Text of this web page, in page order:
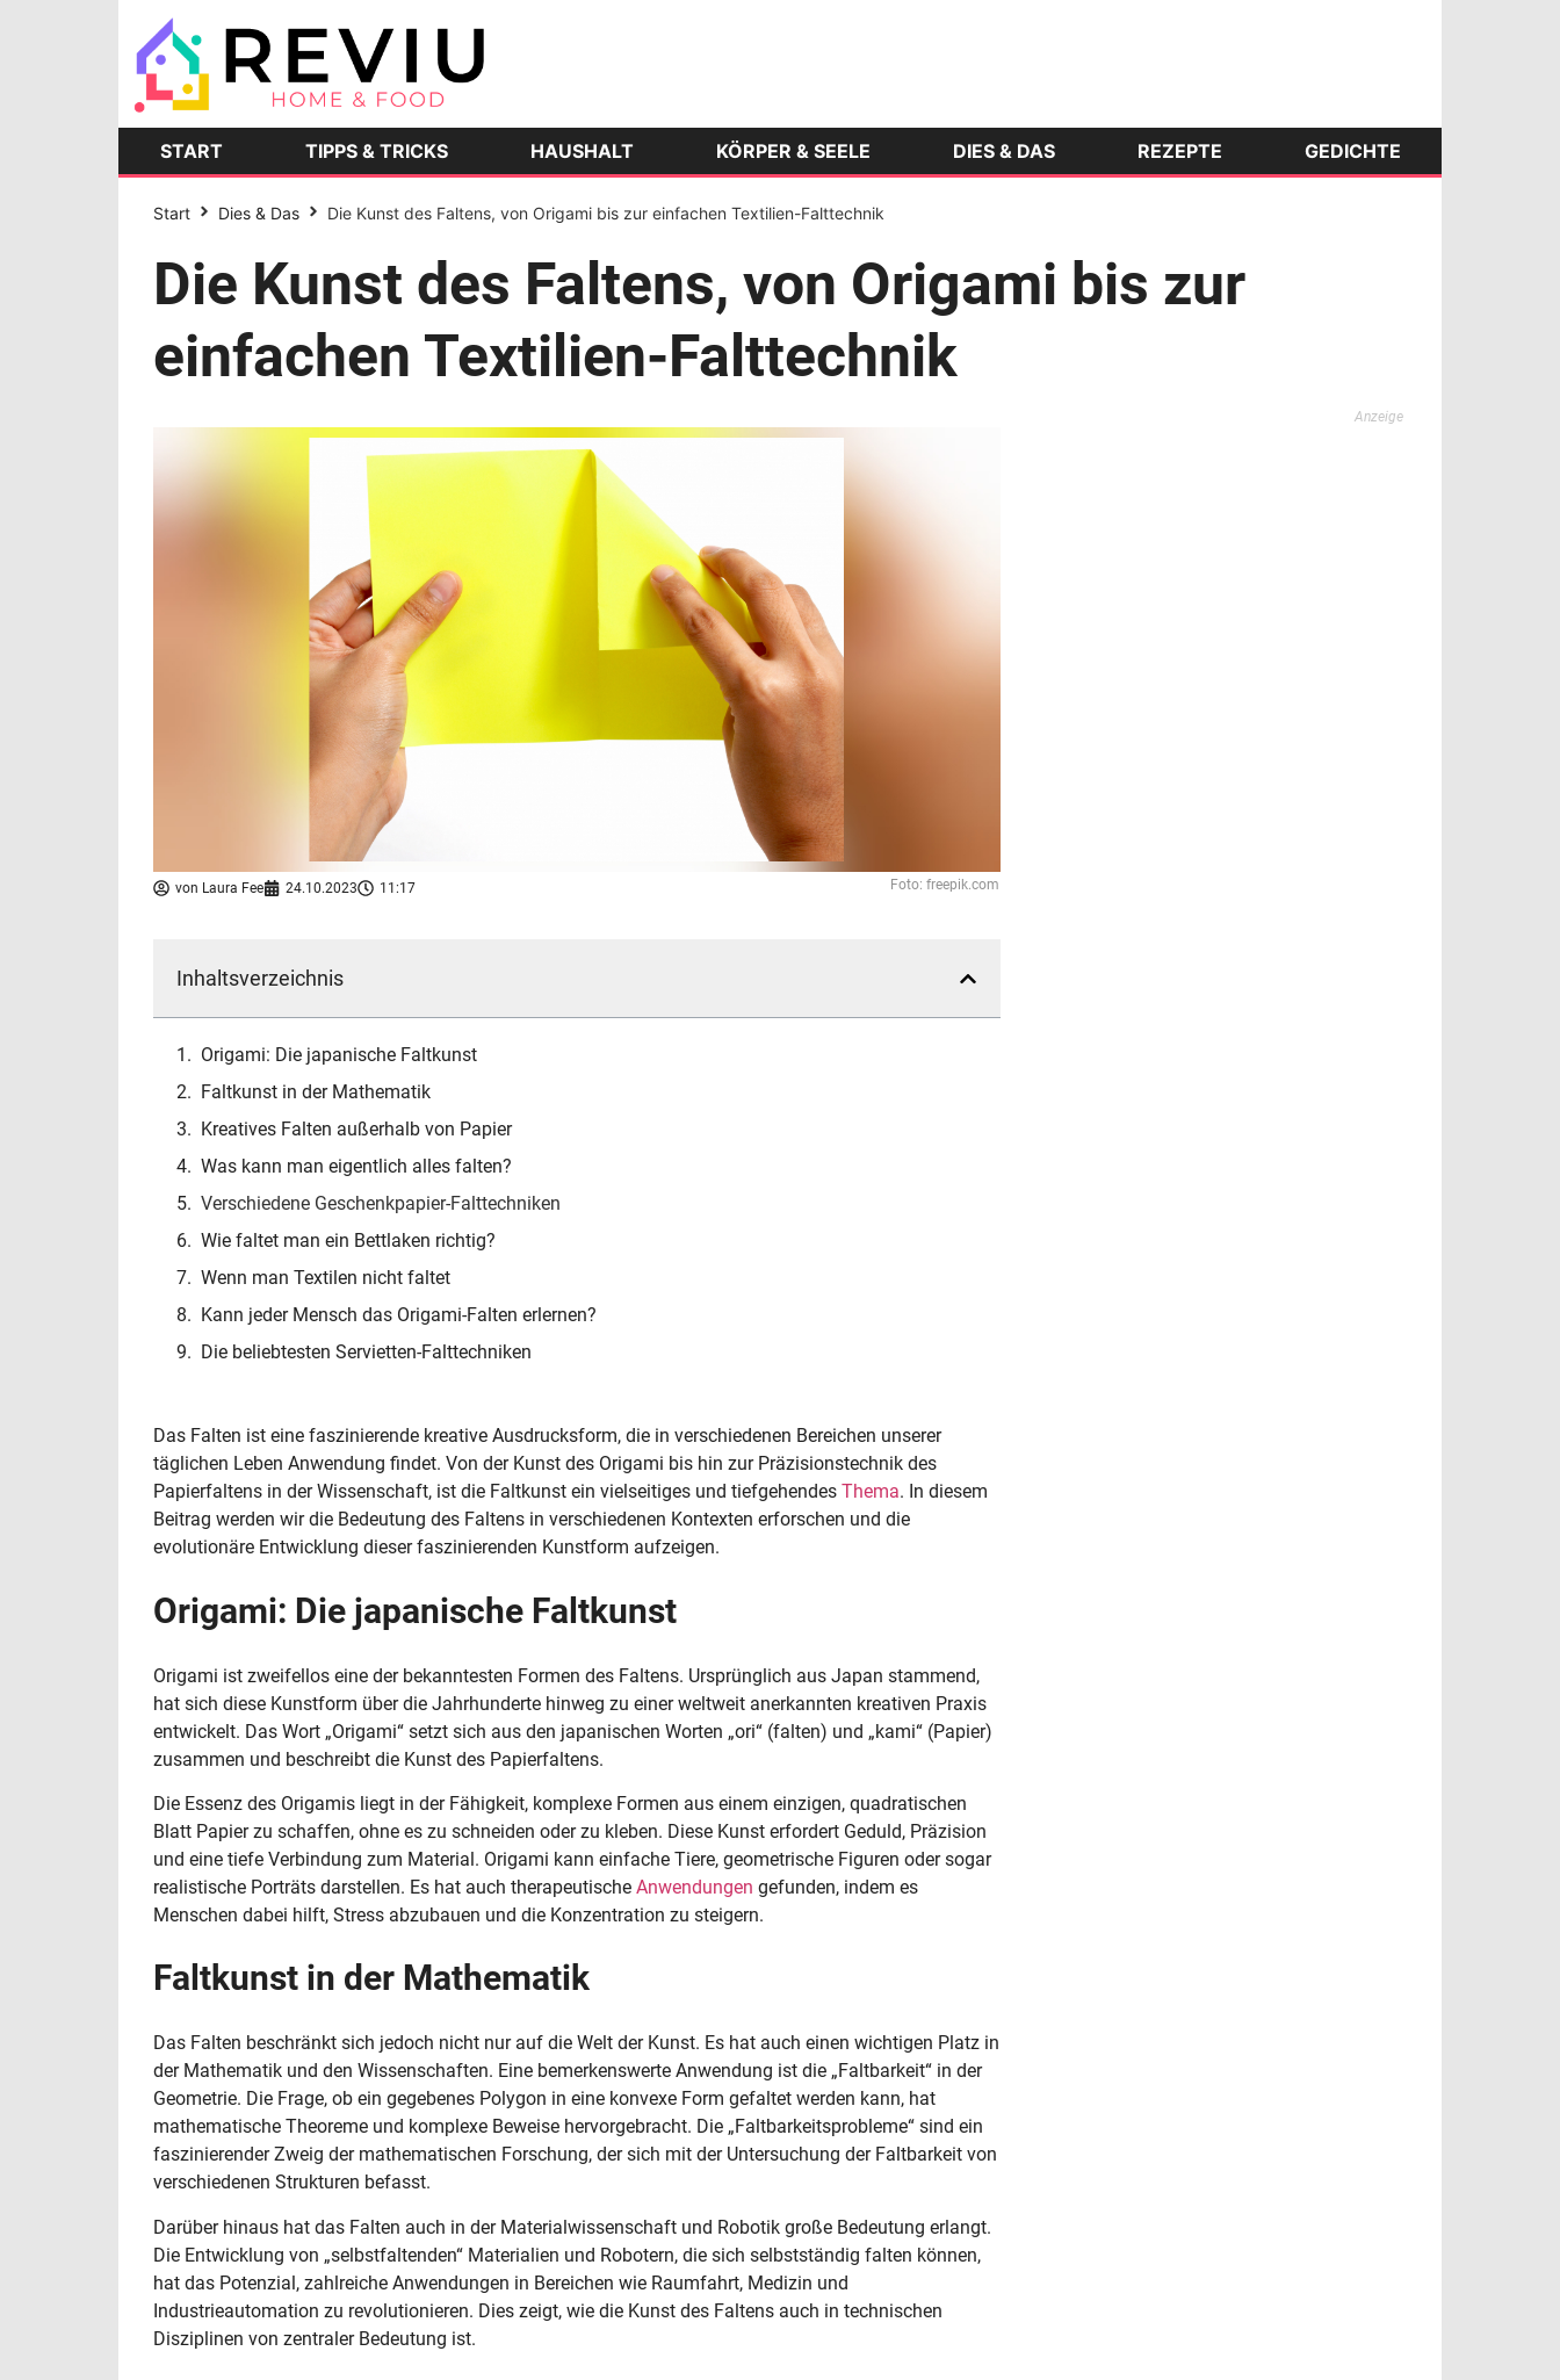
START TIPPS & TRICKS HAUSHALT KÖRPER & SEELE DIES & DAS REZEPTE GEDICHTE
Start Dies & Das Die Kunst des Faltens, von Origami bis zur einfachen Textilien-Falttechnik
Die Kunst des Faltens, von Origami bis zur
einfachen Textilien-Falttechnik
von Laura Fee 24.10.2023 11:17 Foto: freepik.com
Inhaltsverzeichnis
Origami: Die japanische Faltkunst
Faltkunst in der Mathematik
Kreatives Falten außerhalb von Papier
Was kann man eigentlich alles falten?
Verschiedene Geschenkpapier-Falttechniken
Wie faltet man ein Bettlaken richtig?
Wenn man Textilen nicht faltet
Kann jeder Mensch das Origami-Falten erlernen?
Die beliebtesten Servietten-Falttechniken
Das Falten ist eine faszinierende kreative Ausdrucksform, die in verschiedenen Bereichen unserer
täglichen Leben Anwendung findet. Von der Kunst des Origami bis hin zur Präzisionstechnik des
Papierfaltens in der Wissenschaft, ist die Faltkunst ein vielseitiges und tiefgehendes Thema. In diesem
Beitrag werden wir die Bedeutung des Faltens in verschiedenen Kontexten erforschen und die
evolutionäre Entwicklung dieser faszinierenden Kunstform aufzeigen.
Origami: Die japanische Faltkunst
Origami ist zweifellos eine der bekanntesten Formen des Faltens. Ursprünglich aus Japan stammend,
hat sich diese Kunstform über die Jahrhunderte hinweg zu einer weltweit anerkannten kreativen Praxis
entwickelt. Das Wort „Origami“ setzt sich aus den japanischen Worten „ori“ (falten) und „kami“ (Papier)
zusammen und beschreibt die Kunst des Papierfaltens.
Die Essenz des Origamis liegt in der Fähigkeit, komplexe Formen aus einem einzigen, quadratischen
Blatt Papier zu schaffen, ohne es zu schneiden oder zu kleben. Diese Kunst erfordert Geduld, Präzision
und eine tiefe Verbindung zum Material. Origami kann einfache Tiere, geometrische Figuren oder sogar
realistische Porträts darstellen. Es hat auch therapeutische Anwendungen gefunden, indem es
Menschen dabei hilft, Stress abzubauen und die Konzentration zu steigern.
Faltkunst in der Mathematik
Das Falten beschränkt sich jedoch nicht nur auf die Welt der Kunst. Es hat auch einen wichtigen Platz in
der Mathematik und den Wissenschaften. Eine bemerkenswerte Anwendung ist die „Faltbarkeit“ in der
Geometrie. Die Frage, ob ein gegebenes Polygon in eine konvexe Form gefaltet werden kann, hat
mathematische Theoreme und komplexe Beweise hervorgebracht. Die „Faltbarkeitsprobleme“ sind ein
faszinierender Zweig der mathematischen Forschung, der sich mit der Untersuchung der Faltbarkeit von
verschiedenen Strukturen befasst.
Darüber hinaus hat das Falten auch in der Materialwissenschaft und Robotik große Bedeutung erlangt.
Die Entwicklung von „selbstfaltenden“ Materialien und Robotern, die sich selbstständig falten können,
hat das Potenzial, zahlreiche Anwendungen in Bereichen wie Raumfahrt, Medizin und
Industrieautomation zu revolutionieren. Dies zeigt, wie die Kunst des Faltens auch in technischen
Disziplinen von zentraler Bedeutung ist.
Anzeige